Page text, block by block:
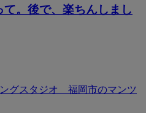
。後で、楽ちんしまし